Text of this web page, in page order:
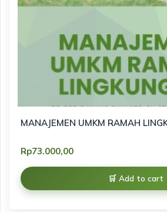
MANAJEMEN UMKM RAMAH
Rp73.000,00
Add to cart